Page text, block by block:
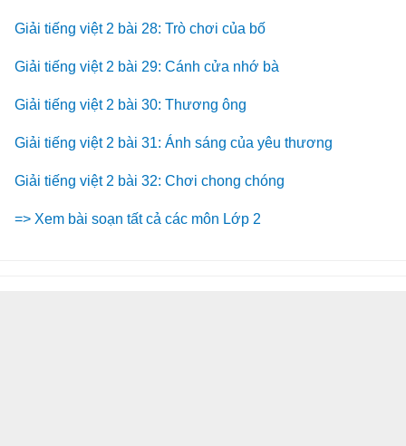
Giải tiếng việt 2 bài 28: Trò chơi của bố
Giải tiếng việt 2 bài 29: Cánh cửa nhớ bà
Giải tiếng việt 2 bài 30: Thương ông
Giải tiếng việt 2 bài 31: Ánh sáng của yêu thương
Giải tiếng việt 2 bài 32: Chơi chong chóng
=> Xem bài soạn tất cả các môn Lớp 2